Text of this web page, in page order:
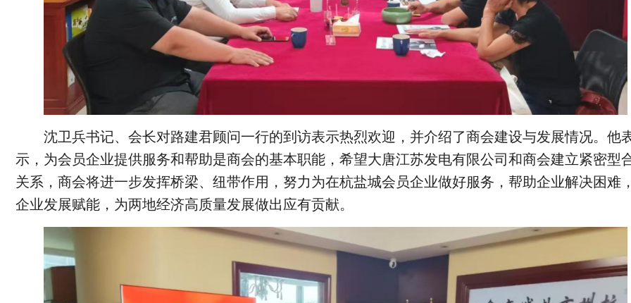
沈卫兵书记、会长对路建君顾问一行的到访表示热烈欢迎，并介绍了商会建设与发展情况。他
示，为会员企业提供服务和帮助是商会的基本职能，希望大唐江苏发电有限公司和商会建立紧密型
关系，商会将进一步发挥桥梁、纽带作用，努力为在杭盐城会员企业做好服务，帮助企业解决困难
企业发展赋能，为两地经济高质量发展做出应有贡献。